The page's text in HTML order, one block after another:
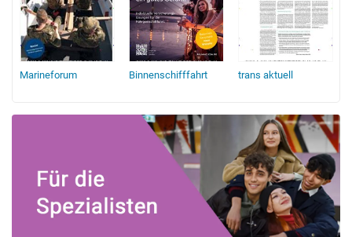
Marineforum Binnenschifffahrt trans aktuell